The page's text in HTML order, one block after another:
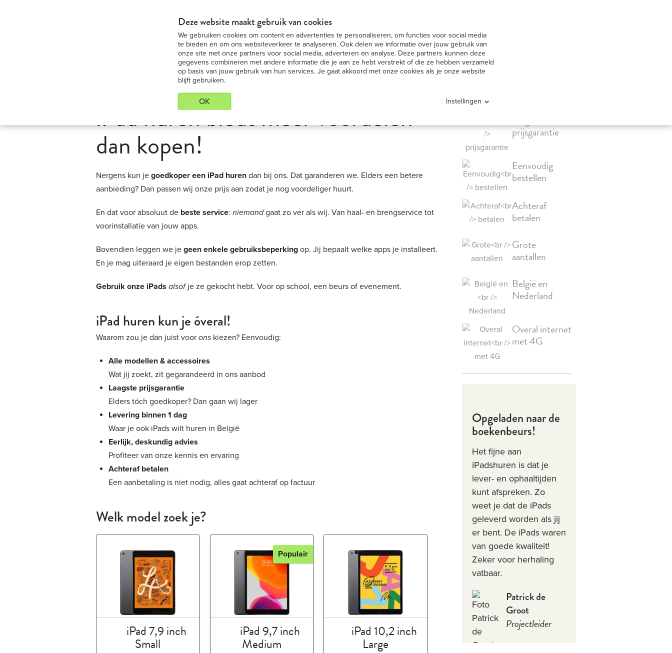
Deze website maakt gebruik van cookies
We gebruiken cookies om content en advertenties te personaliseren, om functies voor social media
te bieden en om ons websiteverkeer te analyseren. Ook delen we informatie over jouw gebruik van
onze site met onze partners voor social media, adverteren en analyse. Deze partners kunnen deze
gegevens combineren met andere informatie die je aan ze hebt verstrekt of die ze hebben verzameld
op basis van jouw gebruik van hun services. Je gaat akkoord met onze cookies als je onze website
blijft gebruiken.
OK Instellingen
iPad huren iPad modellen iPad nieuws Onze Service
iPad huren biedt meer voordelen
dan kopen!
Nergens kun je goedkoper een iPad huren dan bij ons. Dat garanderen we. Elders een betere
aanbieding? Dan passen wij onze prijs aan zodat je nog voordeliger huurt.
En dat voor absoluut de beste service: niemandgaat zo ver als wij. Van haal- en brengservice tot
voorinstallatie van jouw apps.
Bovendien leggen we je geen enkele gebruiksbeperking op. Jij bepaalt welke apps je installeert.
En je mag uiteraard je eigen bestanden erop zetten.
Gebruik onze iPads alsofje ze gekocht hebt. Voor op school, een beurs of evenement.
iPad huren kun je óveral!
Waarom zou je dan juist voor ons kiezen? Eenvoudig:
Alle modellen & accessoires
Wat jij zoekt, zit gegarandeerd in ons aanbod
Laagste prijsgarantie
Elders tóch goedkoper? Dan gaan wij lager
Levering binnen 1 dag
Waar je ook iPads wilt huren in België
Eerlijk, deskundig advies
Profiteer van onze kennis en ervaring
Achteraf betalen
Een aanbetaling is niet nodig, alles gaat achteraf op factuur
Welk model zoek je?
iPad 7,9 inch
Small
iPad 9,7 inch
Medium
Populair
iPad 10,2 inch
Large
prijsgarantie
Eenvoudig
bestellen
Achteraf
betalen
Grote
aantallen
België en
Nederland
Overal internet
met 4G
Opgeladen naar de
boekenbeurs!
Het fijne aan
iPadshuren is dat je
lever- en ophaaltijden
kunt afspreken. Zo
weet je dat de iPads
geleverd worden als jij
er bent. De iPads waren
van goede kwaliteit!
Zeker voor herhaling
vatbaar.
Patrick de
Groot
Projectleider